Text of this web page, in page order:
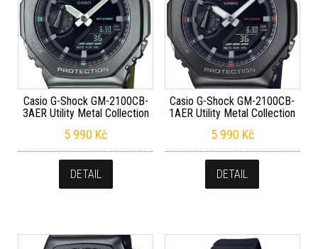
Casio G-Shock GM-2100CB-
3AER Utility Metal Collection
5 990 Kč
DETAIL
Casio G-Shock GM-2100CB-
1AER Utility Metal Collection
5 990 Kč
DETAIL